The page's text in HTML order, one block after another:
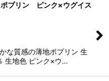
プリン ピンク×ウグイス
な質感の薄地ポプリン 生
生地色 ピンク×ウ…